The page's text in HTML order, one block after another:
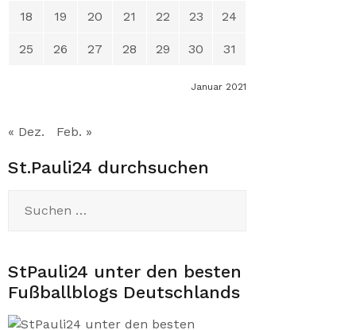
Januar 2021
18 19 20 21 22 23 24
25 26 27 28 29 30 31
« Dez. Feb. »
St.Pauli24 durchsuchen
nach:
StPauli24 unter den besten
Fußballblogs Deutschlands